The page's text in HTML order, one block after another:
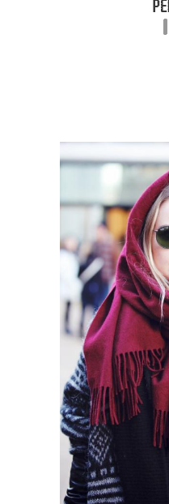
Узел на шарфе
Теплые шарфы
Шарф с повязкой
Шарф с перьями